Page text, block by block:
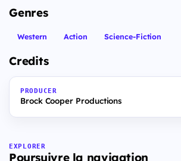
Genres
Western Action Science-Fiction
Credits
PRODUCER
Brock Cooper Productions
EXPLORER
Poursuivre la navigation